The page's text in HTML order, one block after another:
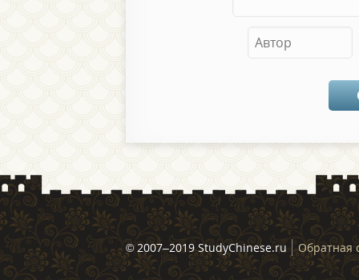
© 2007–2019 StudyChinese.ru Обратная